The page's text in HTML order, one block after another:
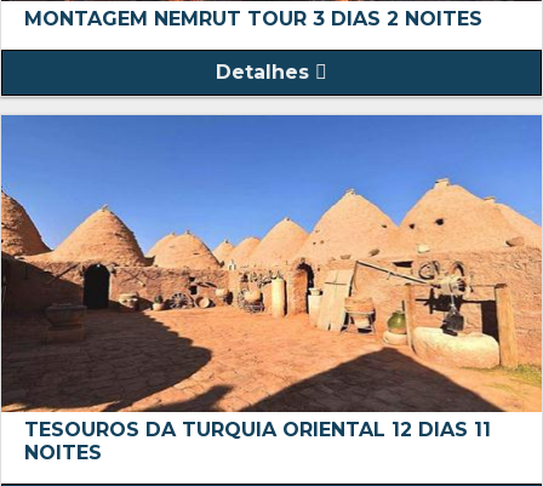
MONTAGEM NEMRUT TOUR 3 DIAS 2 NOITES
Detalhes
TESOUROS DA TURQUIA ORIENTAL 12 DIAS 11
NOITES